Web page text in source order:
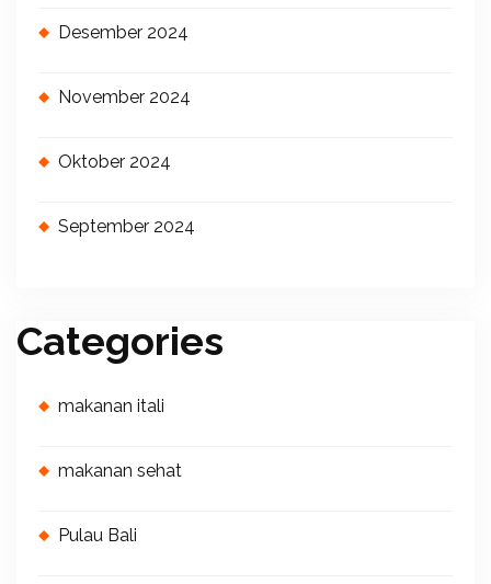
Desember 2024
November 2024
Oktober 2024
September 2024
Categories
makanan itali
makanan sehat
Pulau Bali